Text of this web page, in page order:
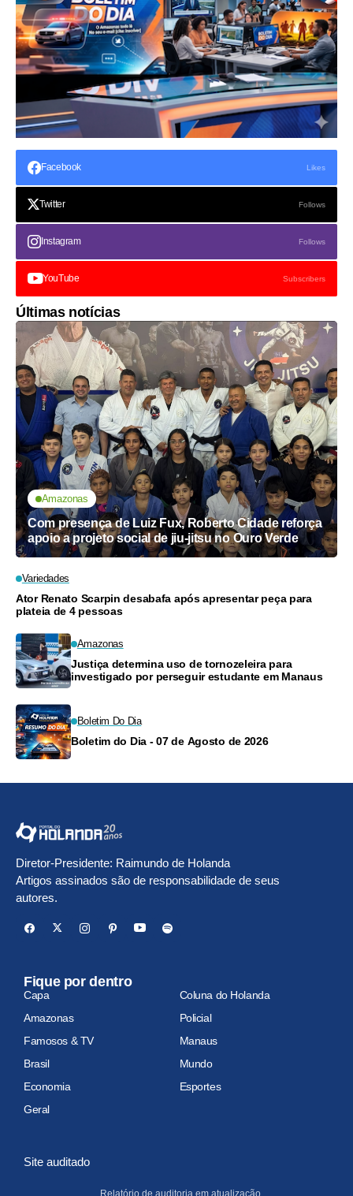
Facebook Likes
Twitter Follows
Instagram Follows
YouTube Subscribers
Últimas notícias
Amazonas
Com presença de Luiz Fux, Roberto Cidade reforça
apoio a projeto social de jiu-jitsu no Ouro Verde
Variedades
Ator Renato Scarpin desabafa após apresentar peça para
plateia de 4 pessoas
Amazonas
Justiça determina uso de tornozeleira para
investigado por perseguir estudante em Manaus
Boletim Do Dia
Boletim do Dia - 07 de Agosto de 2026
Diretor-Presidente: Raimundo de Holanda
Artigos assinados são de responsabilidade de seus
autores.
Fique por dentro
Capa
Coluna do Holanda
Amazonas
Policial
Famosos & TV
Manaus
Brasil
Mundo
Economia
Esportes
Geral
Site auditado
Relatório de auditoria em atualização